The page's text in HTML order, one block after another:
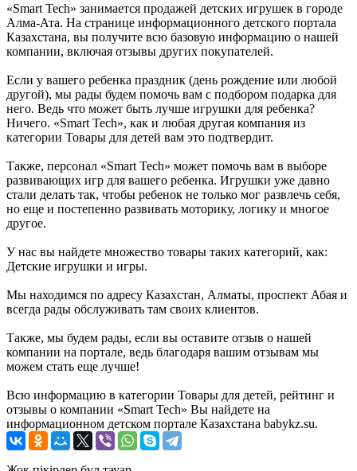
«Smart Tech» занимается продажей детских игрушек в городе
Алма-Ата. На странице информационного детского портала
Казахстана, вы получите всю базовую информацию о нашей
компании, включая отзывы других покупателей.
Если у вашего ребенка праздник (день рождение или любой
другой), мы рады будем помочь вам с подбором подарка для
него. Ведь что может быть лучше игрушки для ребенка?
Ничего. «Smart Tech», как и любая другая компания из
категории Товары для детей вам это подтвердит.
Также, персонал «Smart Tech» может помочь вам в выборе
развивающих игр для вашего ребенка. Игрушки уже давно
стали делать так, чтобы ребенок не только мог развлечь себя,
но еще и постепенно развивать моторику, логику и многое
другое.
У нас вы найдете множество товары таких категорий, как:
Детские игрушки и игры.
Мы находимся по адресу Казахстан, Алматы, проспект Абая и
всегда рады обслуживать там своих клиентов.
Также, мы будем рады, если вы оставите отзыв о нашей
компании на портале, ведь благодаря вашим отзывам мы
можем стать еще лучше!
Всю информацию в категории Товары для детей, рейтинг и
отзывы о компании «Smart Tech» Вы найдете на
информационном детском портале Казахстана babykz.su.